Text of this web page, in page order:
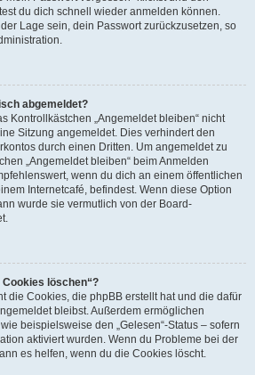
du dich schnell wieder anmelden können.
Lage sein, dein Passwort zurückzusetzen, so
abgemeldet?
Kontrollkästchen „Angemeldet bleiben“ nicht
Sitzung angemeldet. Dies verhindert den
durch einen Dritten. Um angemeldet zu
„Angemeldet bleiben“ beim Anmelden
wenn du dich an einem öffentlichen
Internetcafé, befindest. Wenn diese Option
wurde sie vermutlich von der Board-
Cookies löschen“?
die Cookies, die phpBB erstellt hat und die dafür
bleibst. Außerdem ermöglichen
beispielsweise den „Gelesen“-Status – sofern
aktiviert wurden. Wenn du Probleme bei der
es helfen, wenn du die Cookies löscht.